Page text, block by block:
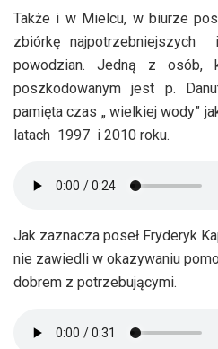
Także i w Mielcu, w biurze
zbiórkę najpotrzebniejszych
powodzian. Jedną z osób,
poszkodowanym jest p.
pamięta czas „ wielkiej wody”
latach 1997 i 2010 roku.
Jak zaznacza poseł Fryderyk
nie zawiedli w okazywaniu
dobrem z potrzebującymi.